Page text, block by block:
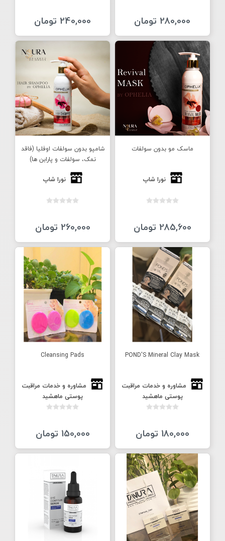
280,000 تومان 240,000 تومان
ماسک مو بدون سولفات
نورا شاپ
285,600 تومان
شامپو بدون سولفات اوفلیا (فاقد
نمک، سولفات و پارابن ها)
نورا شاپ
260,000 تومان
POND'S Mineral Clay Mask
مشاوره و خدمات مراقبت
پوستی ماهشید
180,000 تومان
Cleansing Pads
مشاوره و خدمات مراقبت
پوستی ماهشید
150,000 تومان